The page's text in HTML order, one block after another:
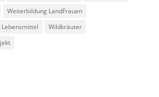
Weiterbildung LandFrauen
Wildkräuter